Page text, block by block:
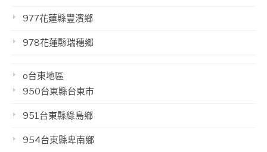
977花蓮縣豐濱鄉
978花蓮縣瑞穗鄉
o台東地區
950台東縣台東市
951台東縣綠島鄉
954台東縣卑南鄉